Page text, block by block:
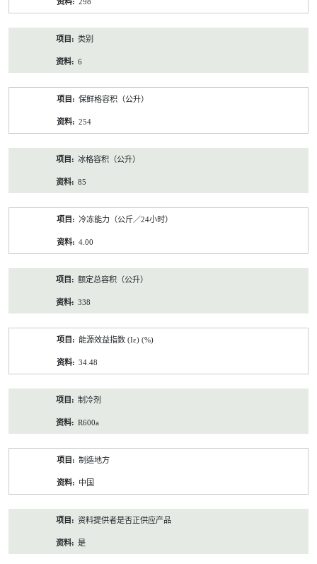
类别
6
保鲜格容积（公升）
254
冰格容积（公升）
85
冷冻能力（公斤／24小时）
4.00
额定总容积（公升）
338
能源效益指数 (Iε) (%)
34.48
制冷剂
R600a
制造地方
中国
资料提供者是否正供应产品
是